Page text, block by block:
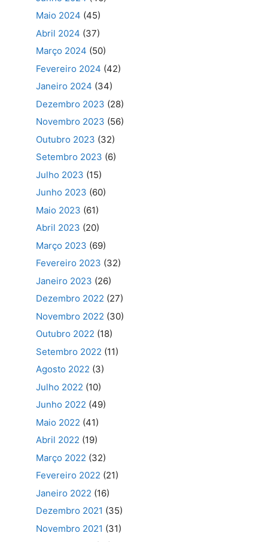
Maio 2024 (45)
Abril 2024 (37)
Março 2024 (50)
Fevereiro 2024 (42)
Janeiro 2024 (34)
Dezembro 2023 (28)
Novembro 2023 (56)
Outubro 2023 (32)
Setembro 2023 (6)
Julho 2023 (15)
Junho 2023 (60)
Maio 2023 (61)
Abril 2023 (20)
Março 2023 (69)
Fevereiro 2023 (32)
Janeiro 2023 (26)
Dezembro 2022 (27)
Novembro 2022 (30)
Outubro 2022 (18)
Setembro 2022 (11)
Agosto 2022 (3)
Julho 2022 (10)
Junho 2022 (49)
Maio 2022 (41)
Abril 2022 (19)
Março 2022 (32)
Fevereiro 2022 (21)
Janeiro 2022 (16)
Dezembro 2021 (35)
Novembro 2021 (31)